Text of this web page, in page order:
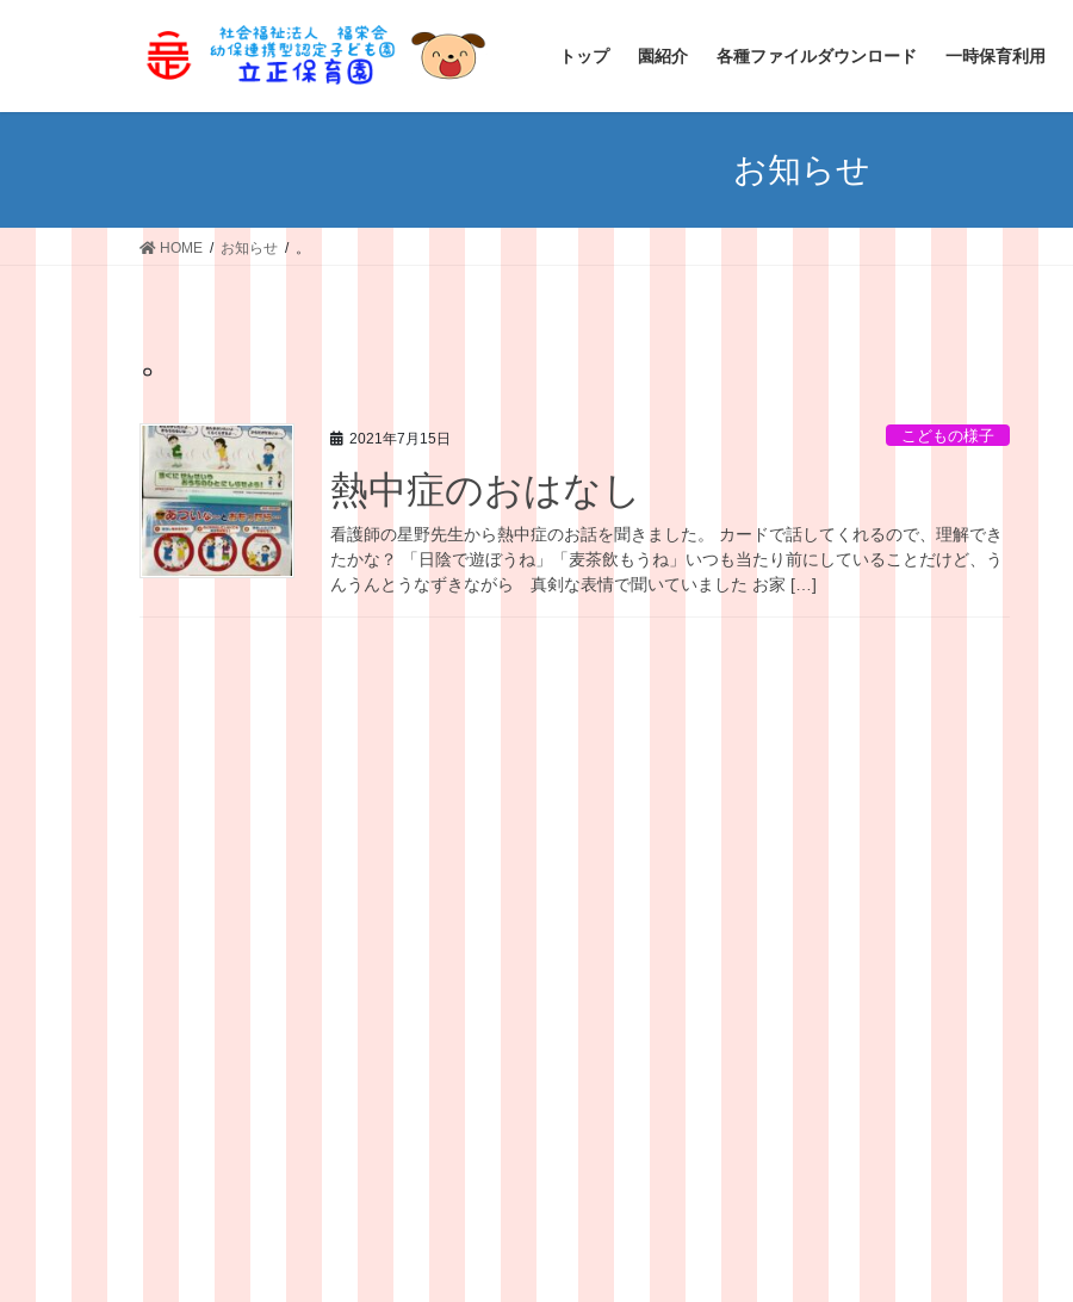
トップ 園紹介 各種ファイルダウンロード 一時保育利用
お知らせ
HOME お知らせ 。
。
2021年7月15日 こどもの様子
熱中症のおはなし
看護師の星野先生から熱中症のお話を聞きました。 カードで話してくれるので、理解でき
たかな？ 「日陰で遊ぼうね」「麦茶飲もうね」いつも当たり前にしていることだけど、う
んうんとうなずきながら 真剣な表情で聞いていました お家 […]